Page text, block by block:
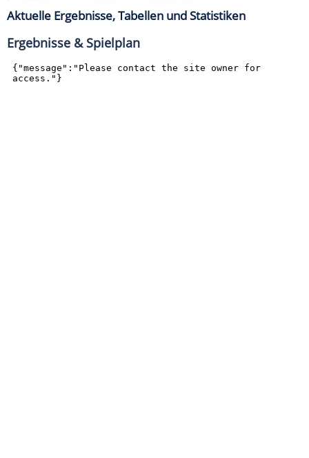
Aktuelle Ergebnisse, Tabellen und Statistiken
Ergebnisse & Spielplan